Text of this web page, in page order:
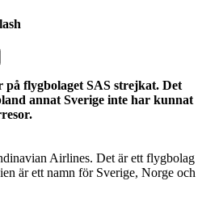
på flygbolaget SAS strejkat. Det
annat Sverige inte har kunnat
Airlines. Det är ett flygbolag
är ett namn för Sverige, Norge och